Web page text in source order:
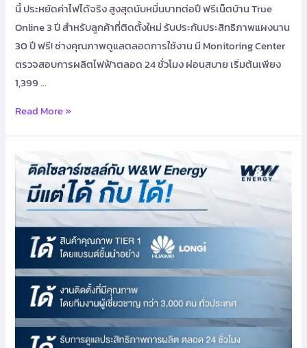
นี้ ประหยัดค่าไฟได้จริง สูงสุดนับหมื่นบาทต่อปี ฟรีเน็ตบ้าน True
Online 3 ปี สำหรับลูกค้าที่ติดตั้งใหม่ รับประกันประสิทธิภาพแผงนาน
30 ปี ฟรี! ช่างคุณภาพดูแลตลอดการใช้งาน มี Monitoring Center
ตรวจสอบการผลิตไฟฟ้าตลอด 24 ชั่วโมง ผ่อนสบาย เริ่มต้นเพียง
1,399 …
Read More »
ติด
ลาร์
เซลล์
W&W
Energy
ได้